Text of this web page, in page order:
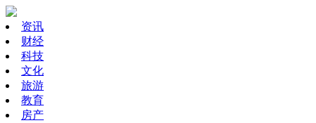
资讯
财经
科技
文化
旅游
教育
房产